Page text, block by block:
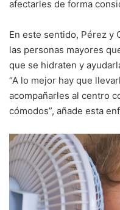
afectarles de forma
En este sentido, Pérez y
las personas mayores
que se hidraten y
“A lo mejor hay que
acompañarles al centro
cómodos”, añade esta